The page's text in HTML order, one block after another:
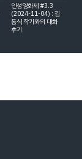
인성영화제 #3.3
(2024-11-04) : 김
동식 작가와의 대화
후기